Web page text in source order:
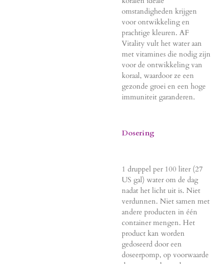
omstandigheden krijgen
voor ontwikkeling en
prachtige kleuren. AF
Vitality vult het water aan
met vitamines die nodig zijn
voor de ontwikkeling van
koraal, waardoor ze een
gezonde groei en een hoge
immuniteit garanderen.
Dosering
1 druppel per 100 liter (27
US gal) water om de dag
nadat het licht uit is. Niet
verdunnen. Niet samen met
andere producten in één
container mengen. Het
product kan worden
gedoseerd door een
doseerpomp, op voorwaarde